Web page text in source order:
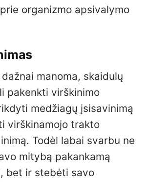
organizmo apsivalymo
manoma, skaidulų
pakenkti virškinimo
medžiagų įsisavinimą
virškinamojo trakto
Todėl labai svarbu ne
mitybą pakankamą
bet ir stebėti savo